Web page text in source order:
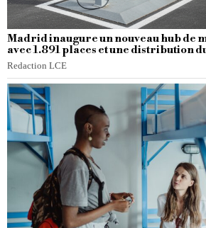
Madrid inaugure un nouveau hub de
avec 1.891 places et une distribution
Redaction LCE